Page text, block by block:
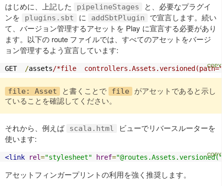
はじめに、上記した
pipelineStages
と、必要なプラグイ
ンを
plugins.sbt に addSbtPlugin
で宣言します。続い
て、バージョン管理するアセットを Play に宣言する必要があり
ます。以下の route ファイルでは、すべてのアセットをバージ
ョン管理するよう宣言しています:
GET /assets/*file
file: Asset と書くことで file
がアセットであると示し
ていることを確認してください。
それから、例えば scala.html
ビューでリバースルーターを
使います:
<link rel="stylesheet" href=
アセットフィンガープリントの利用を強く推奨します。